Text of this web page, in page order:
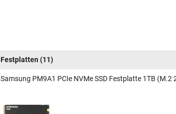
Festplatten (11)
Samsung PM9A1 PCIe NVMe SSD Festplatte 1TB